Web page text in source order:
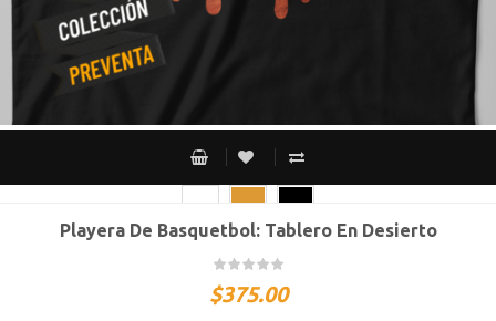
CH M G XG XXG
Playera De Basquetbol: Tablero En Desierto
$375.00